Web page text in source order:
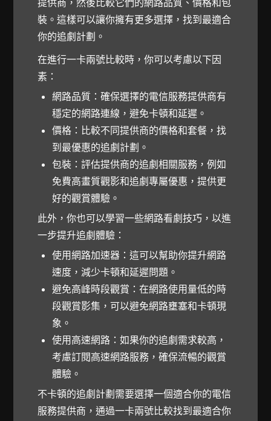
提供商，然後比較它們的網路品質、價格和包
裝。這樣可以讓你擁有更多選擇，找到最適合
你的追劇計劃。
在進行一卡兩號比較時，你可以考慮以下因
素：
網路品質：確保選擇的電信服務提供商有
穩定的網路連線，避免卡頓和延遲。
價格：比較不同提供商的價格和套餐，找
到最優惠的追劇計劃。
包裝：評估提供商的追劇相關服務，例如
免費高畫質觀影和追劇專屬優惠，提供更
好的觀賞體驗。
此外，你也可以學習一些網路看劇技巧，以進
一步提升追劇體驗：
使用網路加速器：這可以幫助你提升網路
速度，減少卡頓和延遲問題。
避免高峰時段觀賞：在網路使用量低的時
段觀賞影集，可以避免網路壅塞和卡頓現
象。
使用高速網路：如果你的追劇需求較高，
考慮訂閱高速網路服務，確保流暢的觀賞
體驗。
不卡頓的追劇計劃需要選擇一個適合你的電信
服務提供商，通過一卡兩號比較找到最適合你